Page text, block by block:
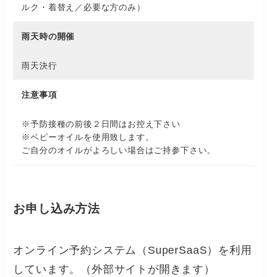
ルク・着替え／必要な方のみ）
雨天時の開催
雨天決行
注意事項
※予防接種の前後２日間はお控え下さい
※ベビーオイルを使用致します。
ご自分のオイルがよろしい場合はご持参下さい。
お申し込み方法
オンライン予約システム（SuperSaaS）を利用
しています。（外部サイトが開きます）